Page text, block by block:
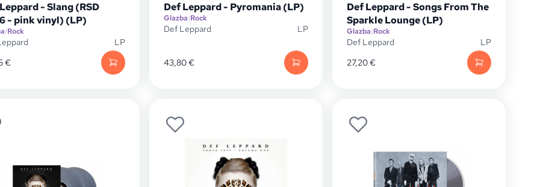
- Slang (RSD
- pink vinyl) (LP)
|Rock
LP
€
Def Leppard - Pyromania (LP)
Glazba|Rock
Def Leppard LP
43,80€
Def Leppard - Songs From The
Sparkle Lounge (LP)
Glazba|Rock
Def Leppard
LP
27,20€